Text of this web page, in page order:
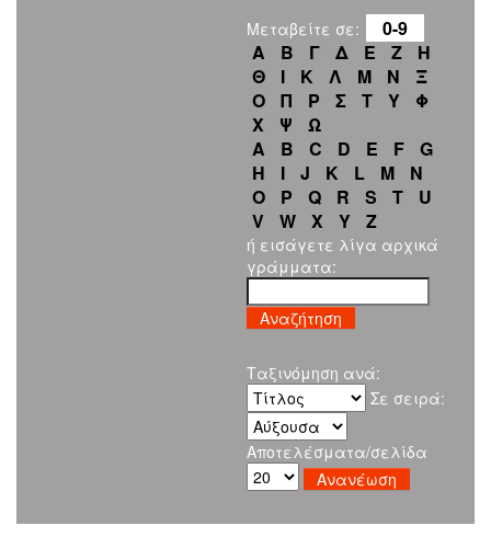
Μεταβείτε σε:
0-9
Α
Β Γ Δ Ε Ζ
Η
Θ
Ι Κ Λ Μ Ν
Ξ
Ο
Π Ρ Σ Τ Υ
Φ
Χ
Ψ
Ω
A
B C D E F
G
H
I J K L M
N
O
P Q R S T
U
V
W X Y Z
ή εισάγετε λίγα αρχικά
γράμματα:
Ταξινόμηση ανά:
Σε σειρά:
Αποτελέσματα/σελίδα